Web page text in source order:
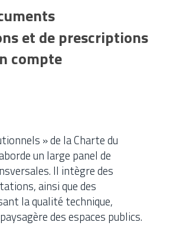
et de prescriptions
compte
» de la Charte du
un large panel de
Il intègre des
ainsi que des
la qualité technique,
des espaces publics.